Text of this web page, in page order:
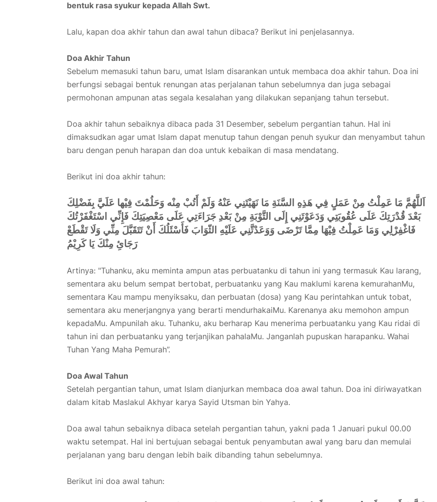
bentuk rasa syukur kepada Allah Swt.
Lalu, kapan doa akhir tahun dan awal tahun dibaca? Berikut ini penjelasannya.
Doa Akhir Tahun
Sebelum memasuki tahun baru, umat Islam disarankan untuk membaca doa akhir tahun. Doa ini
berfungsi sebagai bentuk renungan atas perjalanan tahun sebelumnya dan juga sebagai
permohonan ampunan atas segala kesalahan yang dilakukan sepanjang tahun tersebut.
Doa akhir tahun sebaiknya dibaca pada 31 Desember, sebelum pergantian tahun. Hal ini
dimaksudkan agar umat Islam dapat menutup tahun dengan penuh syukur dan menyambut tahun
baru dengan penuh harapan dan doa untuk kebaikan di masa mendatang.
Berikut ini doa akhir tahun:
اَللَّهُمَّ مَا عَمِلْتُ مِنْ عَمَلٍ فِي هَذِهِ السَّنَةِ مَا نَهَيْتَنِي عَنْهُ وَلَمْ أَتُبْ مِنْه وَحَلُمْتَ فِيْها عَلَيَّ بِفَضْلِكَ
بَعْدَ قُدْرَتِكَ عَلَى عُقُوبَتِي وَدَعَوْتَنِي إِلَى التَّوْبَةِ مِنْ بَعْدِ جَرَاءَتِي عَلَى مَعْصِيَتِكَ فَإِنِّي اسْتَغْفَرْتُكَ
فَاغْفِرْلِي وَمَا عَمِلْتُ فِيْهَا مِمَّا تَرْضَى وَوَعَدْتَّنِي عَلَيْهِ الثّوَابَ فَأَسْئَلُكَ أَنْ تَتَقَبَّلَ مِنِّي وَلَا تَقْطَعْ
رَجَائِ مِنْكَ يَا كَرِيْمُ
Artinya: "Tuhanku, aku meminta ampun atas perbuatanku di tahun ini yang termasuk Kau larang,
sementara aku belum sempat bertobat, perbuatanku yang Kau maklumi karena kemurahanMu,
sementara Kau mampu menyiksaku, dan perbuatan (dosa) yang Kau perintahkan untuk tobat,
sementara aku menerjangnya yang berarti mendurhakaiMu. Karenanya aku memohon ampun
kepadaMu. Ampunilah aku. Tuhanku, aku berharap Kau menerima perbuatanku yang Kau ridai di
tahun ini dan perbuatanku yang terjanjikan pahalaMu. Janganlah pupuskan harapanku. Wahai
Tuhan Yang Maha Pemurah”.
Doa Awal Tahun
Setelah pergantian tahun, umat Islam dianjurkan membaca doa awal tahun. Doa ini diriwayatkan
dalam kitab Maslakul Akhyar karya Sayid Utsman bin Yahya.
Doa awal tahun sebaiknya dibaca setelah pergantian tahun, yakni pada 1 Januari pukul 00.00
waktu setempat. Hal ini bertujuan sebagai bentuk penyambutan awal yang baru dan memulai
perjalanan yang baru dengan lebih baik dibanding tahun sebelumnya.
Berikut ini doa awal tahun: